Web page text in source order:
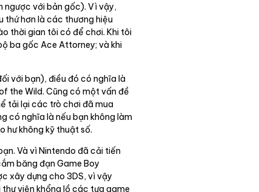
ngược với bản gốc). Vì vậy,
thứ hơn là các thương hiệu
thời gian tôi có để chơi. Khi tôi
ba gốc Ace Attorney; và khi
với bạn), điều đó có nghĩa là
the Wild. Cũng có một vấn đề
tải lại các trò chơi đã mua
có nghĩa là nếu bạn không làm
hư không kỹ thuật số.
Và vì Nintendo đã cải tiến
băng đạn Game Boy
xây dựng cho 3DS, vì vậy
viện khổng lồ các tựa game